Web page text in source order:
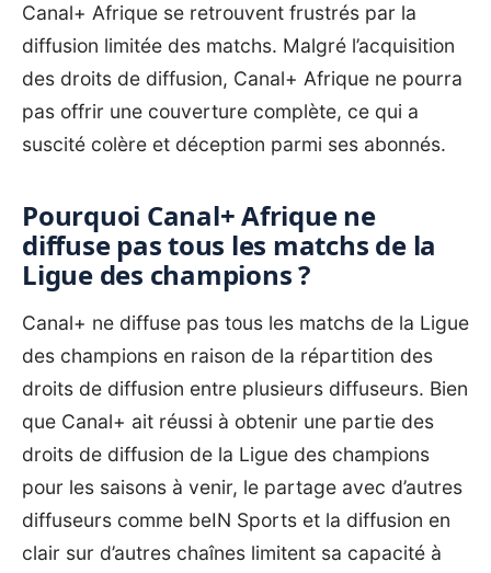
Canal+ Afrique se retrouvent frustrés par la
diffusion limitée des matchs. Malgré l’acquisition
des droits de diffusion, Canal+ Afrique ne pourra
pas offrir une couverture complète, ce qui a
suscité colère et déception parmi ses abonnés.
Pourquoi Canal+ Afrique ne
diffuse pas tous les matchs de la
Ligue des champions ?
Canal+ ne diffuse pas tous les matchs de la Ligue
des champions en raison de la répartition des
droits de diffusion entre plusieurs diffuseurs. Bien
que Canal+ ait réussi à obtenir une partie des
droits de diffusion de la Ligue des champions
pour les saisons à venir, le partage avec d’autres
diffuseurs comme beIN Sports et la diffusion en
clair sur d’autres chaînes limitent sa capacité à